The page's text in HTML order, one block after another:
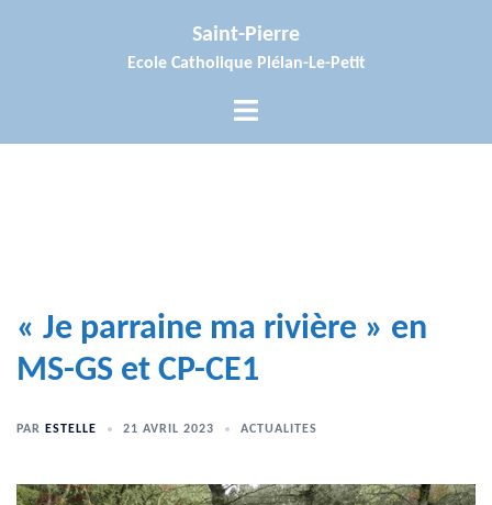
Saint-Pierre
Ecole Catholique Plélan-Le-Petit
Ouvrir/fermer
« Je parraine ma rivière » en
MS-GS et CP-CE1
PAR ESTELLE 21 AVRIL 2023 ACTUALITES